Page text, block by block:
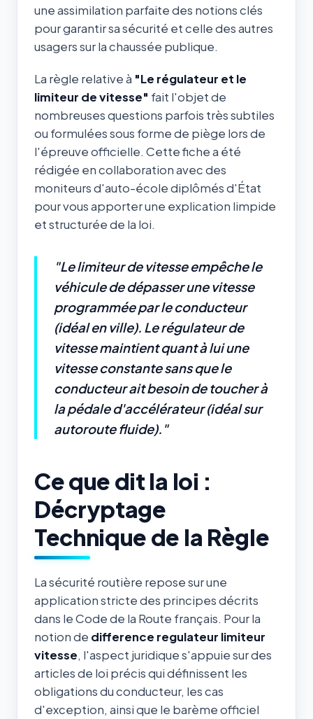
une assimilation parfaite des notions clés
pour garantir sa sécurité et celle des autres
usagers sur la chaussée publique.
La règle relative à "Le régulateur et le
limiteur de vitesse" fait l'objet de
nombreuses questions parfois très subtiles
ou formulées sous forme de piège lors de
l'épreuve officielle. Cette fiche a été
rédigée en collaboration avec des
moniteurs d'auto-école diplômés d'État
pour vous apporter une explication limpide
et structurée de la loi.
"Le limiteur de vitesse empêche le
véhicule de dépasser une vitesse
programmée par le conducteur
(idéal en ville). Le régulateur de
vitesse maintient quant à lui une
vitesse constante sans que le
conducteur ait besoin de toucher à
la pédale d'accélérateur (idéal sur
autoroute fluide)."
Ce que dit la loi :
Décryptage
Technique de la Règle
La sécurité routière repose sur une
application stricte des principes décrits
dans le Code de la Route français. Pour la
notion de difference regulateur limiteur
vitesse, l'aspect juridique s'appuie sur des
articles de loi précis qui définissent les
obligations du conducteur, les cas
d'exception, ainsi que le barème officiel